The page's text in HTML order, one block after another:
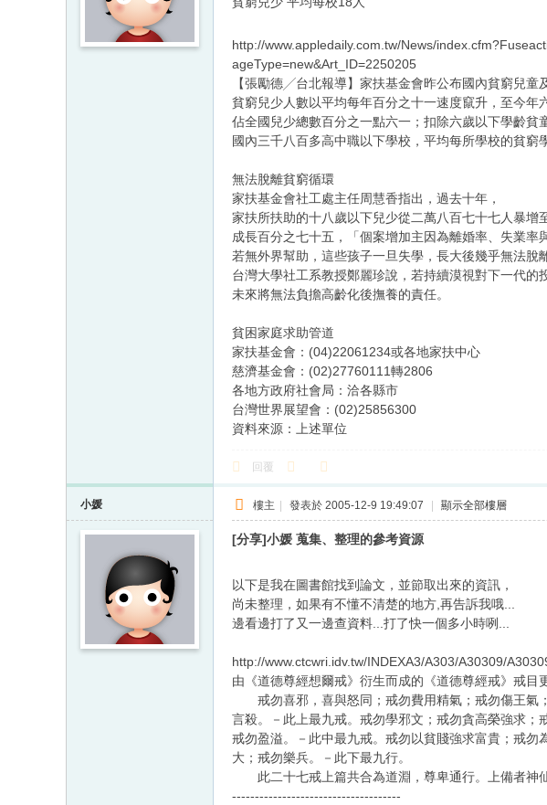
http://www.appledaily.com.tw/News/
ageType=new&Art_ID=2250205
【張勵德╱台北報導】家扶基金會昨公布國內貧窮兒童
貧窮兒少人數以平均每年百分之十一速度竄升，至今年
佔全國兒少總數百分之一點六一；扣除六歲以下學齡貧
國內三千八百多高中職以下學校，平均每所學校的貧窮
無法脫離貧窮循環
家扶基金會社工處主任周慧香指出，過去十年，
家扶所扶助的十八歲以下兒少從二萬八百七十七人暴增
成長百分之七十五，「個案增加主因為離婚率、失業率
若無外界幫助，這些孩子一旦失學，長大後幾乎無法脫
台灣大學社工系教授鄭麗珍說，若持續漠視對下一代的
未來將無法負擔高齡化後撫養的責任。
貧困家庭求助管道
家扶基金會：(04)22061234或各地家扶中心
慈濟基金會：(02)27760111轉2806
各地方政府社會局：洽各縣市
台灣世界展望會：(02)25856300
資料來源：上述單位
回覆
小媛 樓主 | 發表於 2005-12-9 19:49:07 | 顯示全部樓層
[分享]小媛 蒐集、整理的參考資源
以下是我在圖書館找到論文，並節取出來的資訊，
尚未整理，如果有不懂不清楚的地方,再告訴我哦...
邊看邊打了又一邊查資料...打了快一個多小時咧...
http://www.ctcwri.idv.tw/INDEXA3/A303/A30309/
由《道德尊經想爾戒》衍生而成的《道德尊經戒》戒目
戒勿喜邪，喜與怒同；戒勿費用精氣；戒勿傷王氣
言殺。－此上最九戒。戒勿學邪文；戒勿貪高榮強求
戒勿盈溢。－此中最九戒。戒勿以貧賤強求富貴；戒
大；戒勿樂兵。－此下最九行。
此二十七戒上篇共合為道淵，尊卑通行。上備者神
-------------------------------------